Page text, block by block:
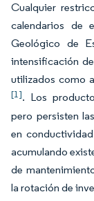
Cualquier
calendarios de
Geológico de
intensificación
utilizados como
[1]. Los
pero persisten
en
acumulando
de
la rotación de